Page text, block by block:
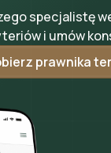
specjalistę
i umów
prawnika